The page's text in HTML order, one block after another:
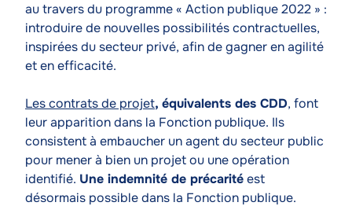
au travers du programme « Action publique 2022 » :
introduire de nouvelles possibilités contractuelles,
inspirées du secteur privé, afin de gagner en agilité
et en efficacité.
Les contrats de projet, équivalents des CDD, font
leur apparition dans la Fonction publique. Ils
consistent à embaucher un agent du secteur public
pour mener à bien un projet ou une opération
identifié. Une indemnité de précaritéest
désormais possible dans la Fonction publique.